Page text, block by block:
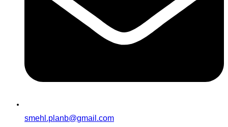
smehl.planb@gmail.com